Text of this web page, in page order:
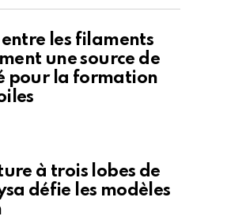
les filaments
une source de
pour la formation
à trois lobes de
défie les modèles